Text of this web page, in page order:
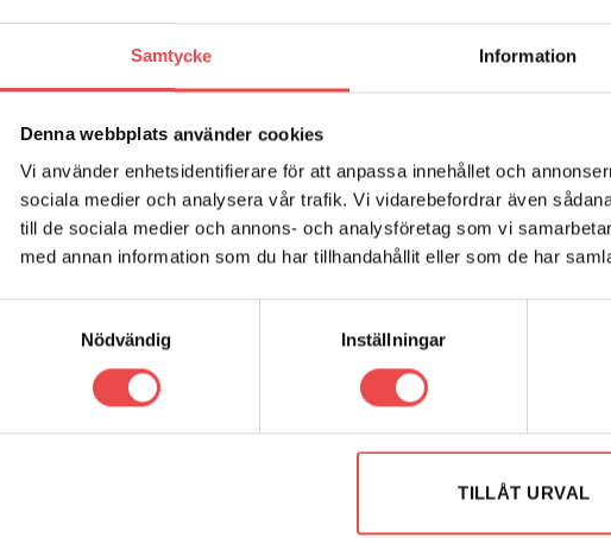
Samtycke Information
Denna webbplats använder cookies
Vi använder enhetsidentifierare för att anpassa innehållet och
sociala medier och analysera vår trafik. Vi vidarebefordrar även
till de sociala medier och annons- och analysföretag som vi
med annan information som du har tillhandahållit eller som de har
Nödvändig
Inställningar
TILLÅT URVAL
YTTERLIGARE INFORMATION VARUMÄRKE
polyuretanbussningar, krängningshämmarlänksbussning. Åtgång 4 st/bil.
PRODUKTER
Art.nr: